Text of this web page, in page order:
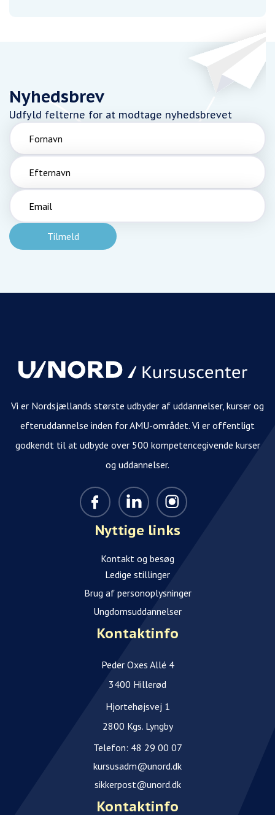
Nyhedsbrev
Udfyld felterne for at modtage nyhedsbrevet
Fornavn
Efternavn
Email
Vi er Nordsjællands største udbyder af uddannelser, kurser og
efteruddannelse inden for AMU-området. Vi er offentligt
godkendt til at udbyde over 500 kompetencegivende kurser
og uddannelser.
Nyttige links
Kontakt og besøg
Ledige stillinger
Brug af personoplysninger
Ungdomsuddannelser
Kontaktinfo
Peder Oxes Allé 4
3400 Hillerød
Hjortehøjsvej 1
2800 Kgs. Lyngby
Telefon: 48 29 00 07
kursusadm@unord.dk
sikkerpost@unord.dk
Kontaktinfo